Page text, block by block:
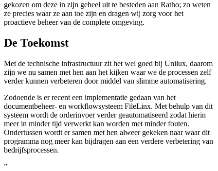
gekozen om deze in zijn geheel uit te besteden aan Ratho; zo weten
ze precies waar ze aan toe zijn en dragen wij zorg voor het
proactieve beheer van de complete omgeving.
De Toekomst
Met de technische infrastructuur zit het wel goed bij Unilux, daarom
zijn we nu samen met hen aan het kijken waar we de processen zelf
verder kunnen verbeteren door middel van slimme automatisering.
Zodoende is er recent een implementatie gedaan van het
documentbeheer- en workflowsysteem FileLinx. Met behulp van dit
systeem wordt de orderinvoer verder geautomatiseerd zodat hierin
meer in minder tijd verwerkt kan worden met minder fouten.
Ondertussen wordt er samen met hen alweer gekeken naar waar dit
programma nog meer kan bijdragen aan een verdere verbetering van
bedrijfsprocessen.
”